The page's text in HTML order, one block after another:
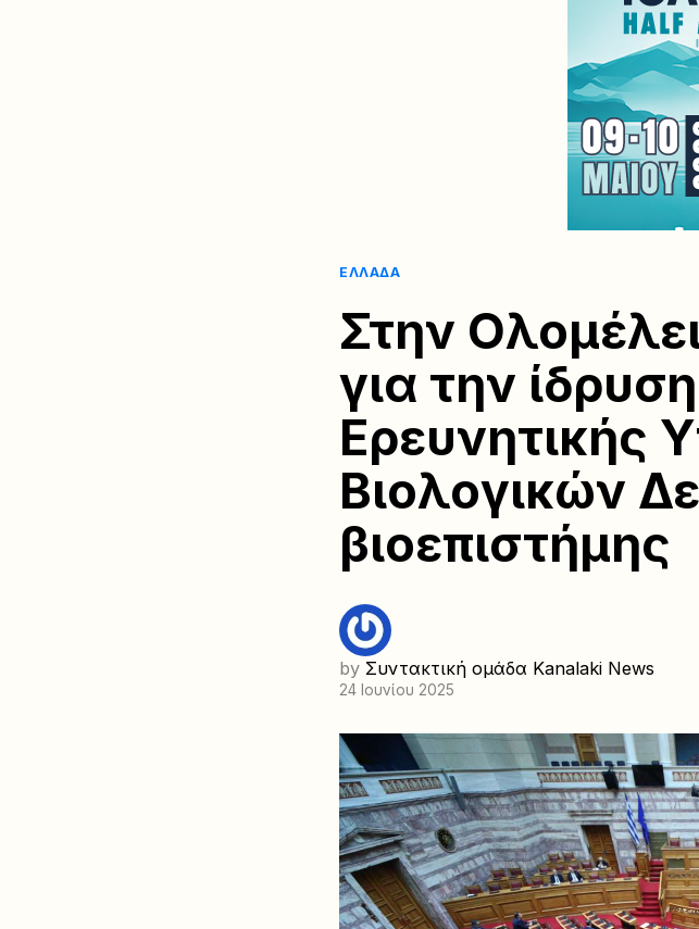
ΕΛΛΆΔΑ
Στην
για την
Ερευνητικής
Βιολογικών
βιοεπιστήμης
by Συντακτική ομάδα Kanalaki News
24 Ιουνίου 2025